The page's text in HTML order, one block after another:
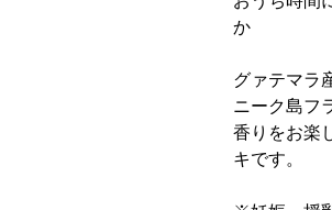
か
グァテマラ
ニーク島フ
香りをお楽
キです。